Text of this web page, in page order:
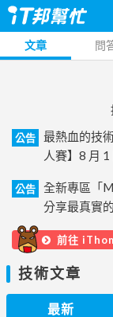
文章 問
公告
最熱血的技
人賽】8 月 1
公告
全新專區「
分享最真實
前往
技術文章
最新